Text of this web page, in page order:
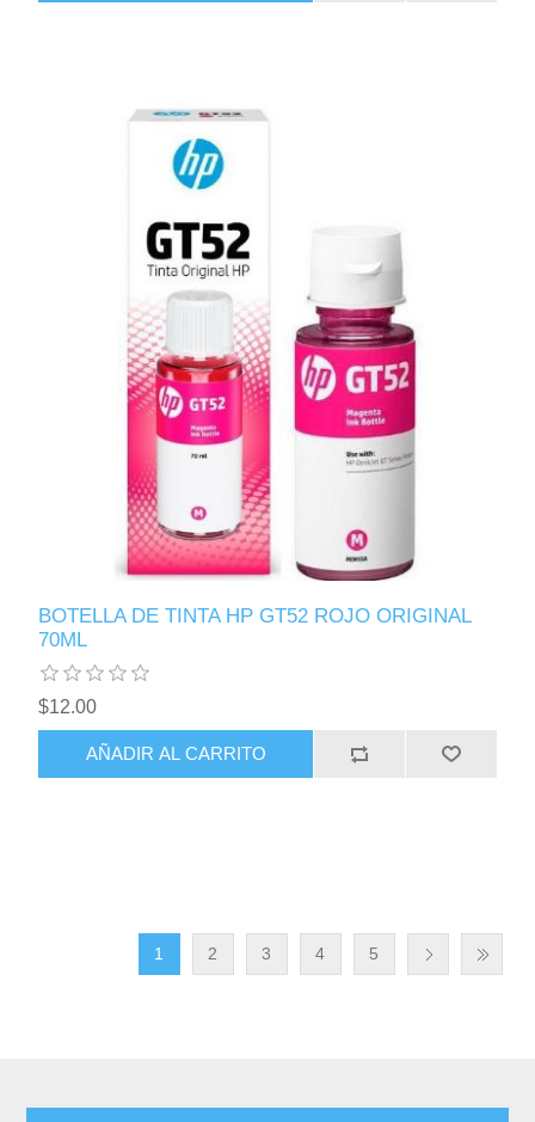
BOTELLA DE TINTA HP GT52 ROJO ORIGINAL
70ML
$12.00
AÑADIR AL CARRITO
1 2 3 4 5